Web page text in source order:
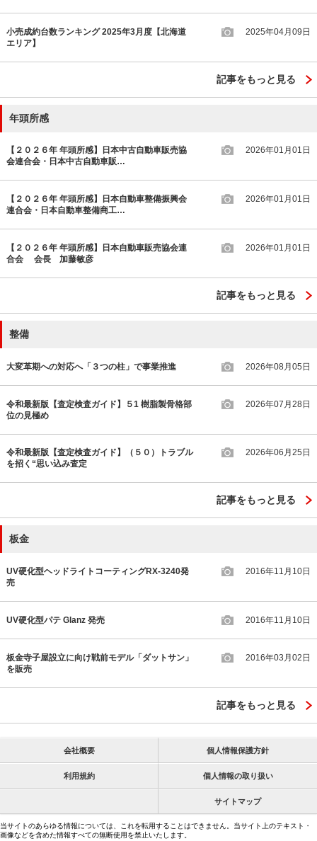
小売成約台数ランキング 2025年3月度【北海道
エリア】
2025年04月09日
記事をもっと見る
年頭所感
【２０２６年 年頭所感】日本中古自動車販売協
会連合会・日本中古自動車販…
2026年01月01日
【２０２６年 年頭所感】日本自動車整備振興会
連合会・日本自動車整備商工…
2026年01月01日
【２０２６年 年頭所感】日本自動車販売協会連
合会 会長 加藤敏彦
2026年01月01日
記事をもっと見る
整備
大変革期への対応へ「３つの柱」で事業推進 2026年08月05日
令和最新版【査定検査ガイド】５1 樹脂製骨格部
位の見極め
2026年07月28日
令和最新版【査定検査ガイド】（５０）トラブル
を招く“思い込み査定
2026年06月25日
記事をもっと見る
板金
UV硬化型ヘッドライトコーティングRX-3240発
売
2016年11月10日
UV硬化型パテ Glanz 発売 2016年11月10日
板金寺子屋設立に向け戦前モデル「ダットサン」
を販売
2016年03月02日
記事をもっと見る
会社概要 個人情報保護方針
利用規約 個人情報の取り扱い
サイトマップ
当サイトのあらゆる情報については、これを転用することはできません。当サイト上のテキスト・
画像などを含めた情報すべての無断使用を禁止いたします。